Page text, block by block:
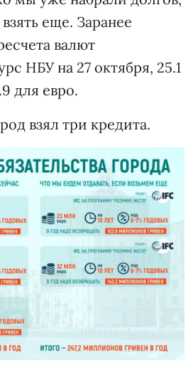
еще. Заранее
валют
НБУ на 27 октября, 25.1
для евро.
взял три кредита.